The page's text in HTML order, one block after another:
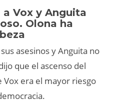
Vox y Anguita
Olona ha
asesinos y Anguita no
que el ascenso del
era el mayor riesgo